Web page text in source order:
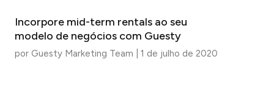
Incorpore mid-term rentals ao seu
modelo de negócios com Guesty
por Guesty Marketing Team 1 de julho de 2020